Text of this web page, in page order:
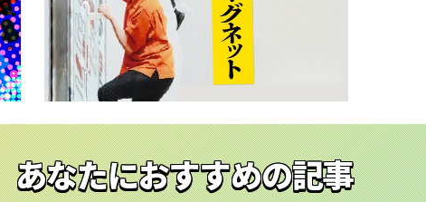
あなたにおすすめの記事